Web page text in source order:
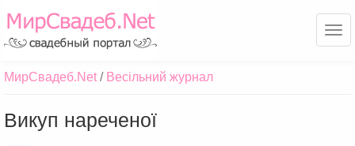
МирСвадеб.Net Весільний журнал
Викуп нареченої